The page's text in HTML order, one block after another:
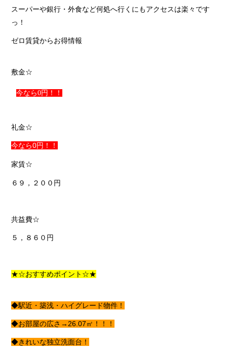
スーパーや銀行・外食など何処へ行くにもアクセスは楽々です
っ！
ゼロ賃貸からお得情報
敷金☆
今なら0円！！
礼金☆
今なら0円！！
家賃☆
６９，２００円
共益費☆
５，８６０円
★☆おすすめポイント☆★
◆駅近・築浅・ハイグレード物件！
◆お部屋の広さ→26.07㎡！！！
◆きれいな独立洗面台！